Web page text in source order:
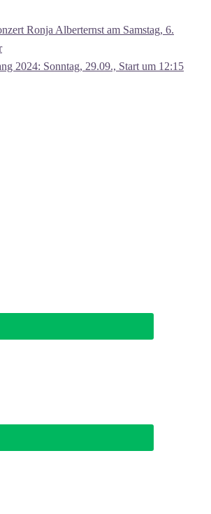
Ronja Alberternst am Samstag, 6.
2024: Sonntag, 29.09., Start um 12:15